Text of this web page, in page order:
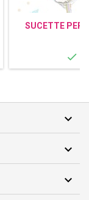
SUCETTE



